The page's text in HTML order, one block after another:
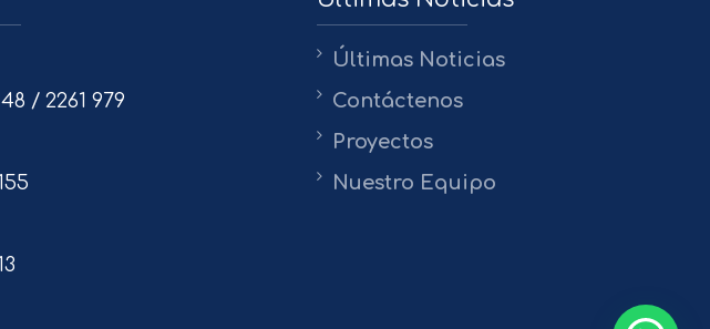
/ 2261 979
Últimas Noticias
Contáctenos
Proyectos
Nuestro Equipo